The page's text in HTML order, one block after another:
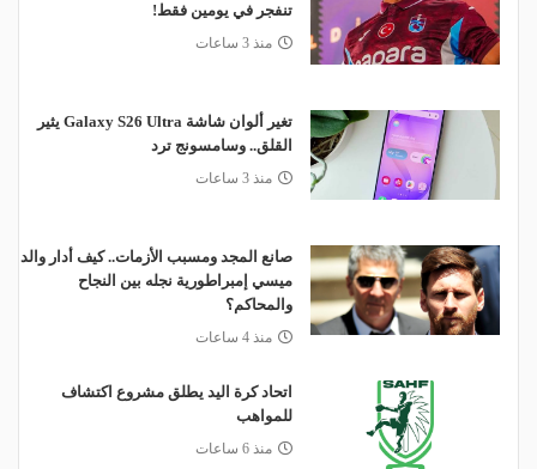
تنفجر في يومين فقط!
منذ 3 ساعات
تغير ألوان شاشة Galaxy S26 Ultra يثير
القلق.. وسامسونج ترد
منذ 3 ساعات
صانع المجد ومسبب الأزمات.. كيف أدار والد
ميسي إمبراطورية نجله بين النجاح
والمحاكم؟
منذ 4 ساعات
اتحاد كرة اليد يطلق مشروع اكتشاف
للمواهب
منذ 6 ساعات